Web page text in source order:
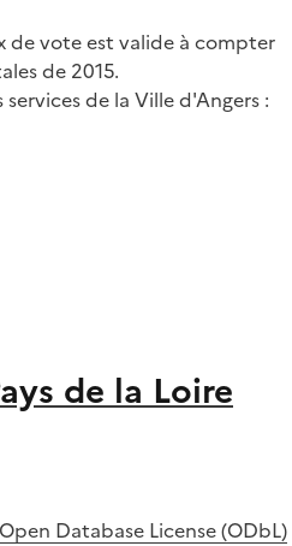
de vote est valide à compter
de 2015.
de la Ville d'Angers :
de la Loire
Database License (ODbL)